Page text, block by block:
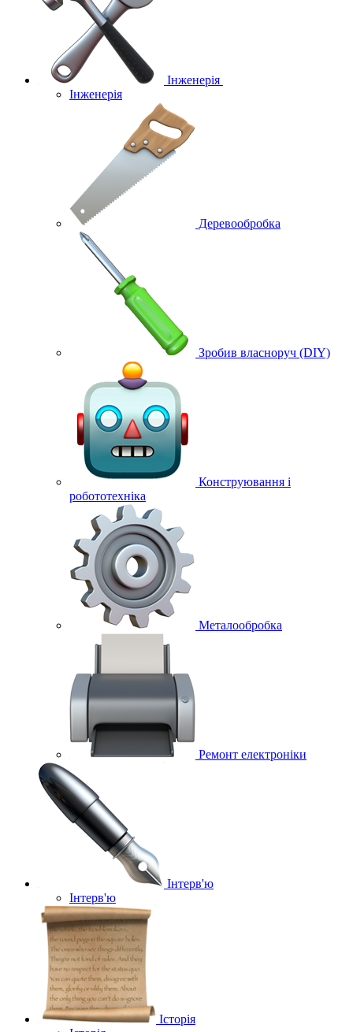
Інженерія
Інженерія
Деревообробка
Зробив власноруч (DIY)
Конструювання і
робототехніка
Металообробка
Ремонт електроніки
Інтерв'ю
Інтерв'ю
Історія